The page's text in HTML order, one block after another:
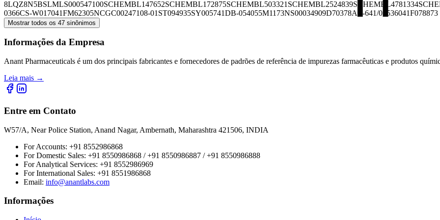
8LQZ8N5BSLMLS000547100SCHEMBL147652SCHEMBL172875SCHEMBL503321 SCHEMBL2524839SCHEMBL4781334
0366CS-W017041FM62305NCGC00247108-01 ST094935SY005741DB-054055M1173NS00034909D70378AE-641/05536041F078873
Mostrar todos os 47 sinônimos
Informações da Empresa
Anant Pharmaceuticals é um dos principais fabricantes e fornecedores de padrões de referência de impurezas farmacêuticas e produtos
Leia mais →
Entre em Contato
W57/A, Near Police Station, Anand Nagar, Ambernath, Maharashtra 421506, INDIA
For Accounts: +91 8552986868
For Domestic Sales: +91 8550986868 / +91 8550986887 / +91 8550986888
For Analytical Services: +91 8552986969
For International Sales: +91 8551986868
Email: info@anantlabs.com
Informações